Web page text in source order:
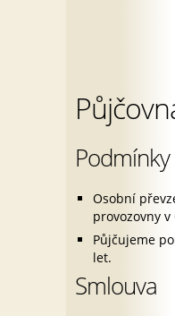
Osobní
provozovny v
Půjčujeme
let.
Smlouva